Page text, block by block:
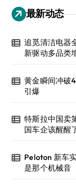
最新动态
追觅清洁电器
新驱动多品类
黄金瞬间冲破
引爆
特斯拉中国卖
国车企该醒醒
Peloton 新车
是那个机械音